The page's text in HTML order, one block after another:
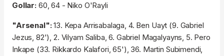
Gollar: 60, 64 - Niko O'Rayli
"Arsenal":13. Kepa Arrisabalaga, 4. Ben Uayt (9. Gabriel
Jezus, 82'), 2. Vilyam Saliba, 6. Gabriel Magalyayns, 5. Pero
Inkape (33. Rikkardo Kalafori, 65'), 36. Martin Subimendi,